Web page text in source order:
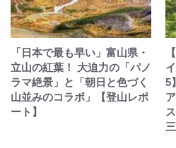
「日本で最も早い」富山県・
立山の紅葉！ 大迫力の「パノ
ラマ絶景」と「朝日と色づく
山並みのコラボ」【登山レポ
ート】
5